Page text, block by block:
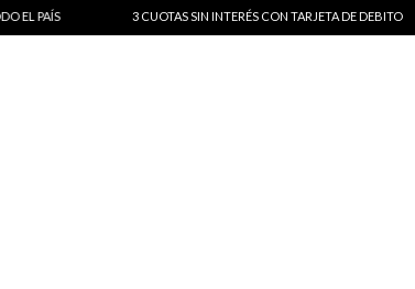
3 CUOTAS SIN INTERÉS CON TARJETA DE DEBITO